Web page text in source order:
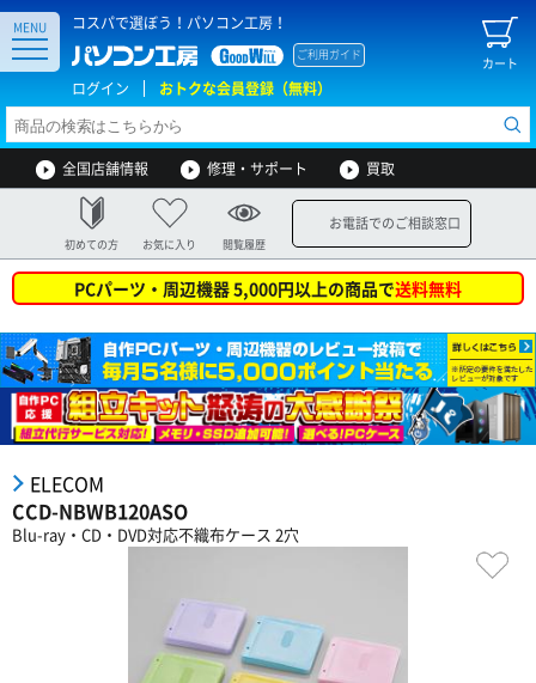
コスパで選ぼう！パソコン工房！
カート
ご利用ガイド
ログイン おトクな会員登録（無料）
MENU
全国店舗情報 修理・サポート 買取
初めての方 お気に入り 閲覧履歴
お電話でのご相談窓口
PCパーツ・周辺機器 5,000円以上の商品で送料無料
ELECOM
CCD-NBWB120ASO
Blu-ray・CD・DVD対応不織布ケース 2穴